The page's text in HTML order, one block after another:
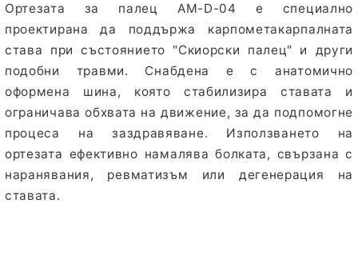
Ортезата за палец AM-D-04 е специално
проектирана да поддържа карпометакарпалната
става при състоянието "Скиорски палец" и други
подобни травми. Снабдена е санатомично
оформена шина, която стабилизира ставата и
ограничава обхвата на движение, за да подпомогне
процеса на заздравяване. Използването на
ортезата ефективно намалява болката, свързана с
наранявания, ревматизъм или дегенерация на
ставата.